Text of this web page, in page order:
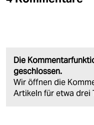
Die
geschlossen.
Wir öffnen die
Artikeln für etwa drei